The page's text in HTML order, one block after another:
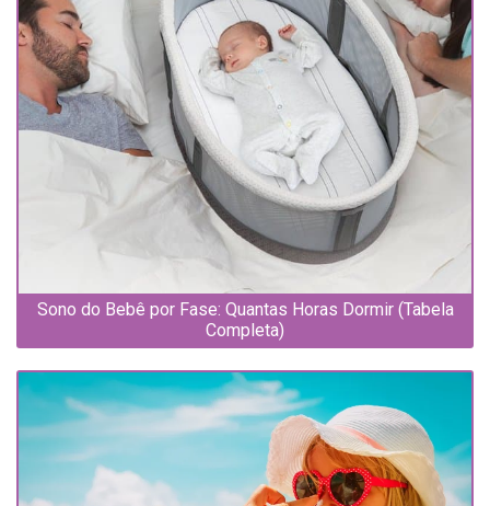
Sono do Bebê por Fase: Quantas Horas Dormir (Tabela
Completa)